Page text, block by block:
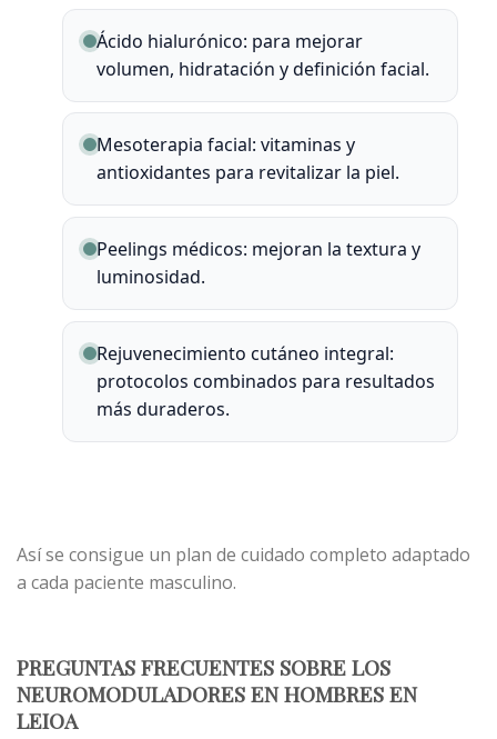
Ácido hialurónico: para mejorar
volumen, hidratación y definición facial.
Mesoterapia facial: vitaminas y
antioxidantes para revitalizar la piel.
Peelings médicos: mejoran la textura y
luminosidad.
Rejuvenecimiento cutáneo integral:
protocolos combinados para resultados
más duraderos.
Así se consigue un plan de cuidado completo adaptado
a cada paciente masculino.
PREGUNTAS FRECUENTES SOBRE LOS
NEUROMODULADORES EN HOMBRES EN
LEIOA